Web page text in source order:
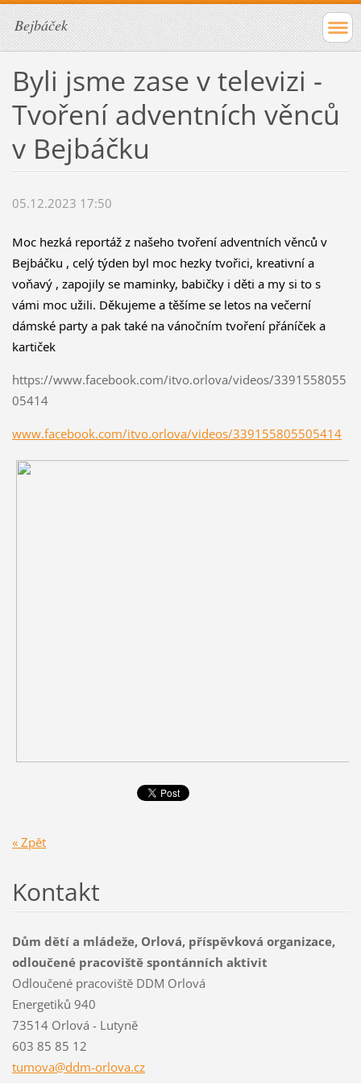
Bejbáček
Byli jsme zase v televizi -
Tvoření adventních věnců
v Bejbáčku
05.12.2023 17:50
Moc hezká reportáž z našeho tvoření adventních věnců v
Bejbáčku , celý týden byl moc hezky tvořici, kreativní a
voňavý , zapojily se maminky, babičky i děti a my si to s
vámi moc užili. Děkujeme a těšíme se letos na večerní
dámské party a pak také na vánočním tvoření přáníček a
kartiček
https://www.facebook.com/itvo.orlova/videos/3391558055
05414
www.facebook.com/itvo.orlova/videos/339155805505414
« Zpět
Kontakt
Dům dětí a mládeže, Orlová, příspěvková organizace,
odloučené pracoviště spontánních aktivit
Odloučené pracoviště DDM Orlová
Energetiků 940
73514 Orlová - Lutyně
603 85 85 12
tumova@ddm-orlova.cz